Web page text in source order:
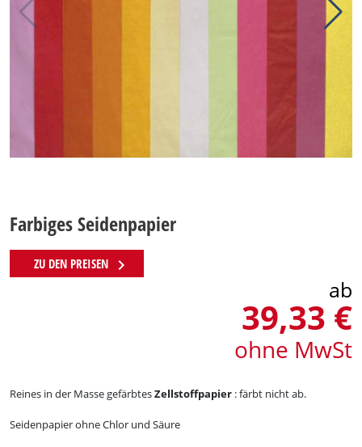
Farbiges Seidenpapier
ZU DEN PREISEN chevron_right
ab
39,33 €
ohne MwSt
Reines in der Masse gefärbtesZellstoffpapier : färbt nicht ab.
Seidenpapier ohne Chlor und Säure